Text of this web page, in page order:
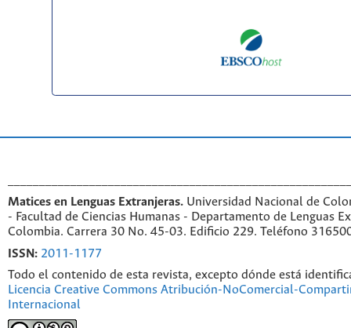
Matices en Lenguas Extranjeras. Universidad Nacional de
- Facultad de Ciencias Humanas - Departamento de Lenguas
Colombia. Carrera 30 No. 45-03. Edificio 229. Teléfono
ISSN: 2011-1177
Todo el contenido de esta revista, excepto dónde está
Licencia Creative Commons Atribución-NoComercial-
Internacional